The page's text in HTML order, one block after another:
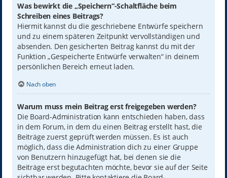
Was bewirkt die „Speichern“-Schaltfläche beim
Schreiben eines Beitrags?
Hiermit kannst du die geschriebene Entwürfe speichern
und zu einem späteren Zeitpunkt vervollständigen und
absenden. Den gesicherten Beitrag kannst du mit der
Funktion „Gespeicherte Entwürfe verwalten“ in deinem
persönlichen Bereich erneut laden.
Nach oben
Warum muss mein Beitrag erst freigegeben werden?
Die Board-Administration kann entschieden haben, dass
in dem Forum, in dem du einen Beitrag erstellt hast, die
Beiträge zuerst geprüft werden müssen. Es ist auch
möglich, dass die Administration dich zu einer Gruppe
von Benutzern hinzugefügt hat, bei denen sie die
Beiträge erst begutachten möchte, bevor sie auf der Seite